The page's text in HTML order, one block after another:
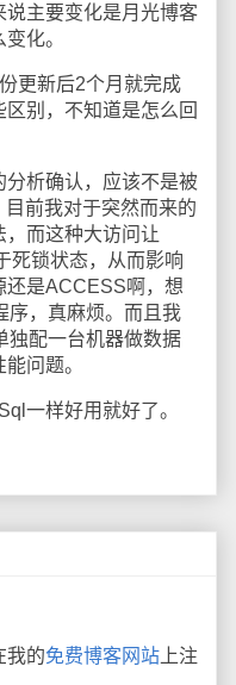
主要变化是月光博客
化。
新后2个月就完成
别，不知道是怎么回
析确认，应该不是被
前我对于突然而来的
而这种大访问让
死锁状态，从而影响
还是ACCESS啊，想
序，真麻烦。而且我
独配一台机器做数据
问题。
一样好用就好了。
的免费博客网站 上注